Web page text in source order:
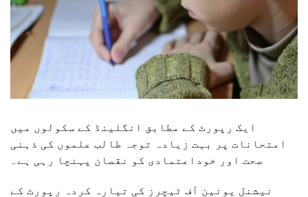
ایک رپورٹ کے مطابق انگلینڈ کے سکولوں میں
امتحانات پر بہت زیادہ توجہ طالب علموں کی ذہنی
صحت اور خوداعتمادی کو نقصان پہنچا رہی ہے۔
نیشنل یونین آف ٹیچرز کی تیارہ کردہ رپورٹ کے